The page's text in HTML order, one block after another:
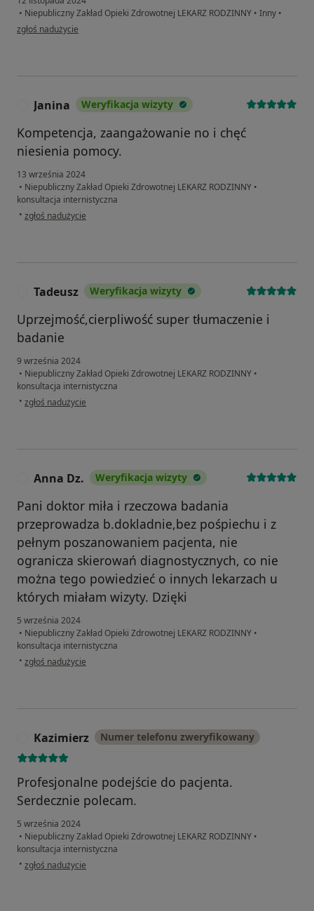
• Niepubliczny Zakład Opieki Zdrowotnej LEKARZ RODZINNY • Inny •
w opinii użytkownika Jakub
zgłoś nadużycie
Janina Weryfikacja wizyty
Kompetencja, zaangażowanie no i chęć
niesienia pomocy.
13 września 2024
• Niepubliczny Zakład Opieki Zdrowotnej LEKARZ RODZINNY •
konsultacja internistyczna
• w opinii użytkownika Janina
zgłoś nadużycie
Tadeusz Weryfikacja wizyty
Uprzejmość,cierpliwość super tłumaczenie i
badanie
9 września 2024
• Niepubliczny Zakład Opieki Zdrowotnej LEKARZ RODZINNY •
konsultacja internistyczna
• w opinii użytkownika Tadeusz
zgłoś nadużycie
Anna Dz. Weryfikacja wizyty
Pani doktor miła i rzeczowa badania
przeprowadza b.dokladnie,bez pośpiechu i z
pełnym poszanowaniem pacjenta, nie
ogranicza skierowań diagnostycznych, co nie
można tego powiedzieć o innych lekarzach u
których miałam wizyty. Dzięki
5 września 2024
• Niepubliczny Zakład Opieki Zdrowotnej LEKARZ RODZINNY •
konsultacja internistyczna
• w opinii użytkownika Anna Dz.
zgłoś nadużycie
Kazimierz Numer telefonu zweryfikowany
Profesjonalne podejście do pacjenta.
Serdecznie polecam.
5 września 2024
• Niepubliczny Zakład Opieki Zdrowotnej LEKARZ RODZINNY •
konsultacja internistyczna
• w opinii użytkownika Kazimierz
zgłoś nadużycie